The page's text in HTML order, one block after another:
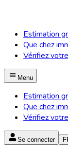
Estimation
Que chez
Vérifiez
Menu
Estimation
Que chez
Vérifiez
Se connecter